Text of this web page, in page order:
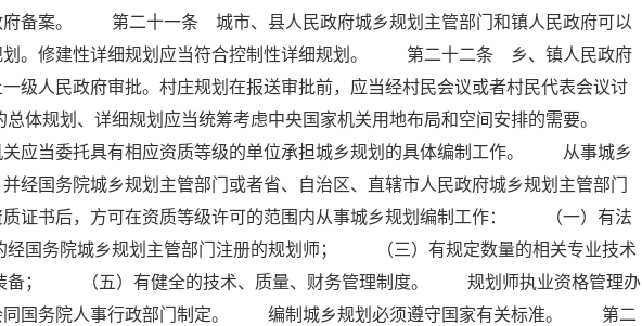
府备案。 第二十一条 城市、县人民政府城乡规划主管部门和镇人民政府可以
划。修建性详细规划应当符合控制性详细规划。 第二十二条 乡、镇人民政府
级人民政府审批。村庄规划在报送审批前，应当经村民会议或者村民代表会议讨
规划、详细规划应当统筹考虑中央国家机关用地布局和空间安排的需要。
应当委托具有相应资质等级的单位承担城乡规划的具体编制工作。 从事城乡
经国务院城乡规划主管部门或者省、自治区、直辖市人民政府城乡规划主管部门
质证书后，方可在资质等级许可的范围内从事城乡规划编制工作： （一）有法
国务院城乡规划主管部门注册的规划师； （三）有规定数量的相关专业技术
； （五）有健全的技术、质量、财务管理制度。 规划师执业资格管理办
同国务院人事行政部门制定。 编制城乡规划必须遵守国家有关标准。 第二